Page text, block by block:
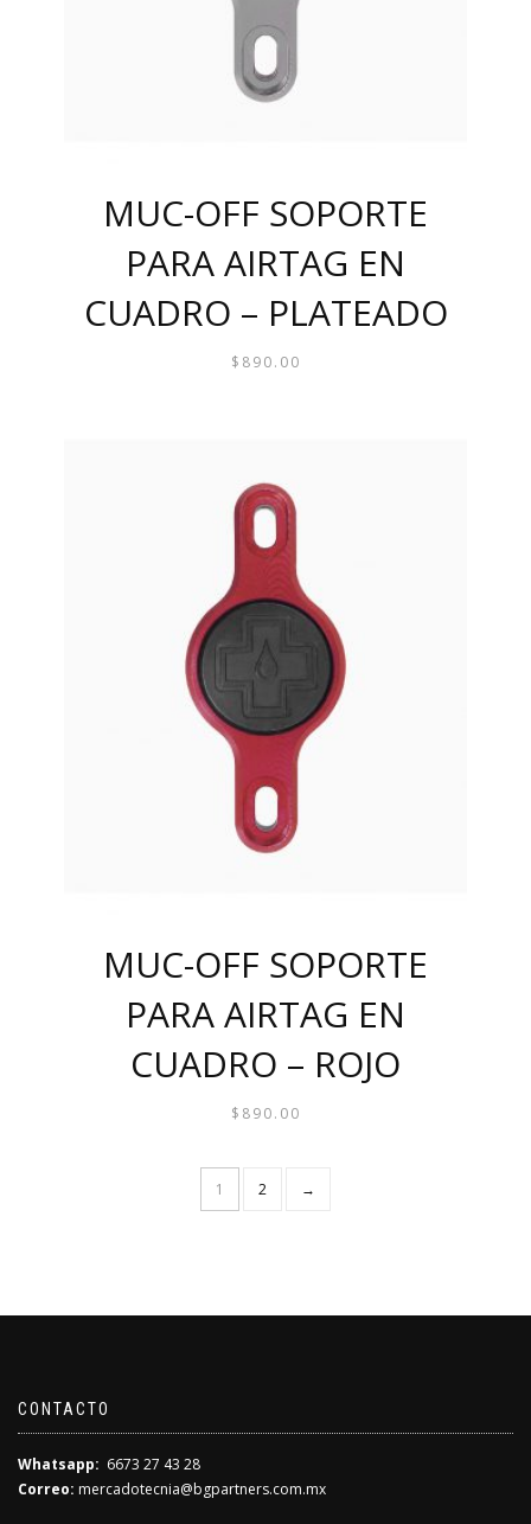
MUC-OFF SOPORTE
PARA AIRTAG EN
CUADRO – PLATEADO
$ 890.00
MUC-OFF SOPORTE
PARA AIRTAG EN
CUADRO – ROJO
$ 890.00
1 2 →
CONTACTO
Whatsapp: 6673 27 43 28
Correo: mercadotecnia@bgpartners.com.mx